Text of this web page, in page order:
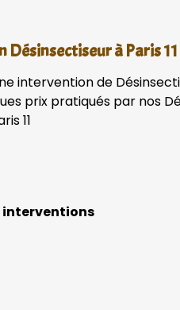
à Paris 11
intervention de
prix pratiqués par nos
11
interventions